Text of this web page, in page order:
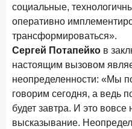
социальные,
оперативно
трансформироваться».
Сергей Потапейко в
настоящим вызовом
неопределенности: «Мы
говорим сегодня, а ведь
будет завтра. И это
высказывание.